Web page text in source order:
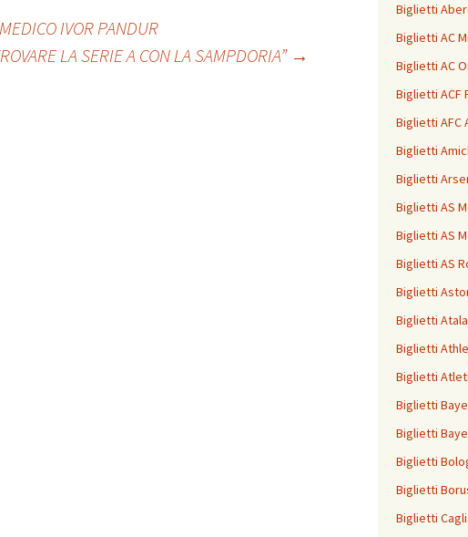
IVOR PANDUR
LA SERIE A CON LA SAMPDORIA” →
Biglietti
Biglietti AC
Biglietti AC
Biglietti ACF
Biglietti AFC
Biglietti
Biglietti
Biglietti AS
Biglietti AS
Biglietti AS
Biglietti
Biglietti
Biglietti
Biglietti
Biglietti
Biglietti
Biglietti
Biglietti
Biglietti